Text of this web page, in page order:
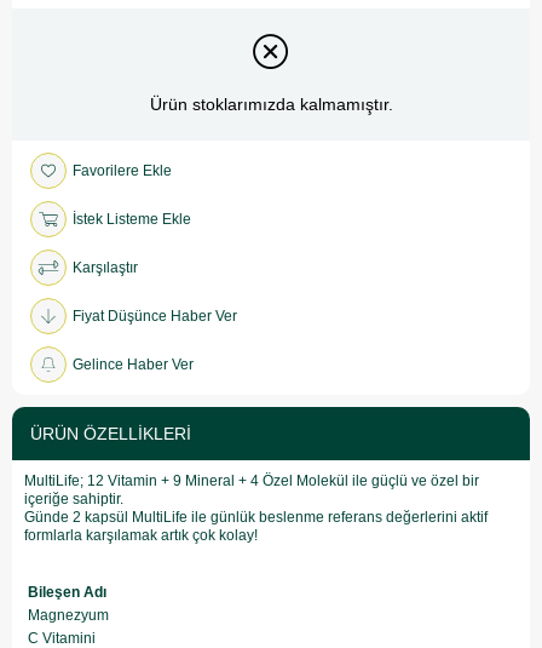
Ürün stoklarımızda kalmamıştır.
Favorilere Ekle
İstek Listeme Ekle
Karşılaştır
Fiyat Düşünce Haber Ver
Gelince Haber Ver
ÜRÜN ÖZELLIKLERI
MultiLife; 12 Vitamin + 9 Mineral + 4 Özel Molekül ile güçlü ve özel bir
içeriğe sahiptir.
Günde 2 kapsül MultiLife ile günlük beslenme referans değerlerini aktif
formlarla karşılamak artık çok kolay!
Bileşen Adı
Magnezyum
C Vitamini